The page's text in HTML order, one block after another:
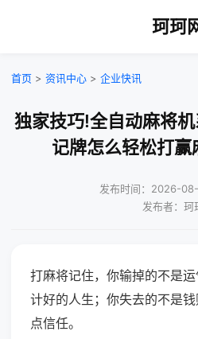
珂珂
首页 > 资讯中心 > 企业快讯
独家技巧!全自动麻将
记牌怎么轻松打
发布时间：2026-
发布者：珂
打麻将记住，你输掉的不是
计好的人生；你失去的不是
点信任。